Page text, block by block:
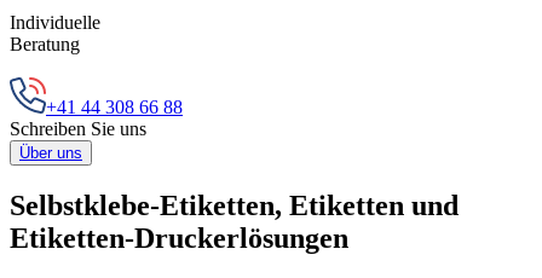
Individuelle
Beratung
+41 44 308 66 88
Schreiben Sie uns
Über uns
Selbstklebe-Etiketten, Etiketten und
Etiketten-Druckerlösungen